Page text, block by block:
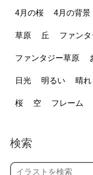
4月の桜 4月の背景
草原 丘 ファンタ
ファンタジー草原
日光 明るい 晴れ
桜 空 フレーム
検索